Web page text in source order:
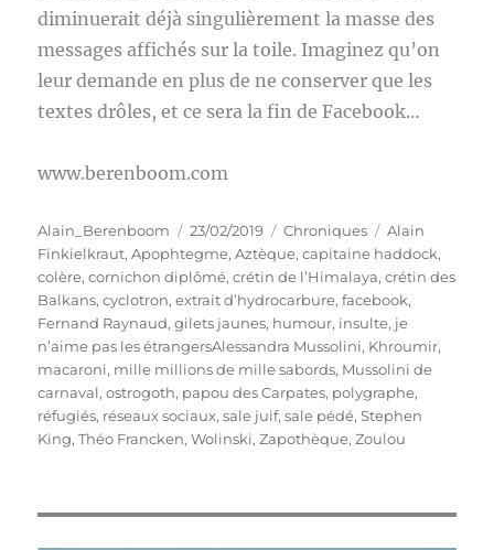
diminuerait déjà singulièrement la masse des
messages affichés sur la toile. Imaginez qu’on
leur demande en plus de ne conserver que les
textes drôles, et ce sera la fin de Facebook…
www.berenboom.com
Auteur
Alain_Berenboom
Publié
le
23/02/2019 Catégories
Chroniques Étiquettes
Alain
Finkielkraut,Apophtegme,Aztèque,capitaine haddock,
colère,cornichon diplômé,crétin de l’Himalaya,crétin des
Balkans,cyclotron,extrait d’hydrocarbure,facebook,
Fernand Raynaud,gilets jaunes, humour, insulte, je
n’aime pas les étrangersAlessandra Mussolini, Khroumir,
macaroni, mille millions de mille sabords, Mussolini de
carnaval,ostrogoth, papou des Carpates, polygraphe,
réfugiés, réseaux sociaux,sale juif,sale pédé,Stephen
King,Théo Francken,Wolinski,Zapothèque,Zoulou